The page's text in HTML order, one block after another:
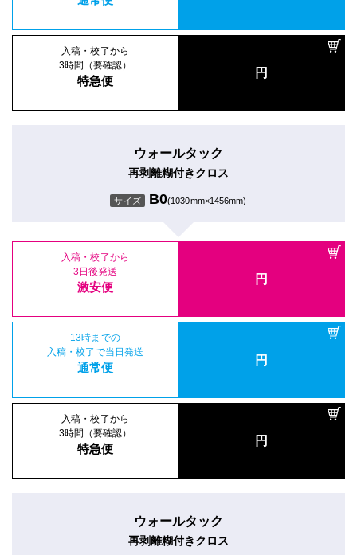
入稿・校了から
3時間（要確認）
特急便
円
ウォールタック
再剥離糊付きクロス
サイズ B0(1030mm×1456mm)
入稿・校了から
3日後発送
激安便
円
13時までの
入稿・校了で当日発送
通常便
円
入稿・校了から
3時間（要確認）
特急便
円
ウォールタック
再剥離糊付きクロス